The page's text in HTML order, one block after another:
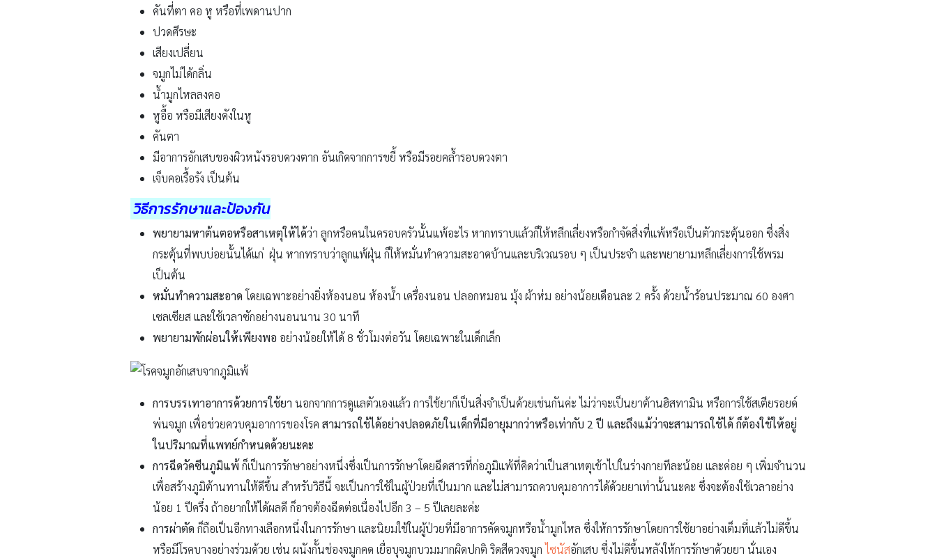
คันที่ตา คอ หู หรือที่เพดานปาก
ปวดศีรษะ
เสียงเปลี่ยน
จมูกไม่ได้กลิ่น
น้ำมูกไหลลงคอ
หูอื้อ หรือมีเสียงดังในหู
คันตา
มีอาการอักเสบของผิวหนังรอบดวงตาก อันเกิดจากการขยี้ หรือมีรอยคล้ำรอบดวงตา
เจ็บคอเรื้อรัง เป็นต้น
วิธีการรักษาและป้องกัน
พยายามหาต้นตอหรือสาเหตุให้ได้ว่า ลูกหรือคนในครอบครัวนั้นแพ้อะไร หากทราบแล้วก็ให้หลีกเลี่ยงหรือกำจัดสิ่งที่แพ้หรือเป็นตัวกระตุ้นออก ซึ่งสิ่ง
กระตุ้นที่พบบ่อยนั้นได้แก่ ฝุ่น หากทราบว่าลูกแพ้ฝุ่น ก็ให้หมั่นทำความสะอาดบ้านและบริเวณรอบ ๆ เป็นประจำ และพยายามหลีกเลี่ยงการใช้พรม
เป็นต้น
หมั่นทำความสะอาด โดยเฉพาะอย่างยิ่งห้องนอน ห้องน้ำ เครื่องนอน ปลอกหมอน มุ้ง ผ้าห่ม อย่างน้อยเดือนละ 2 ครั้ง ด้วยน้ำร้อนประมาณ 60 องศา
เซลเซียส และใช้เวลาซักอย่างนอนนาน 30 นาที
พยายามพักผ่อนให้เพียงพอ อย่างน้อยให้ได้ 8 ชั่วโมงต่อวัน โดยเฉพาะในเด็กเล็ก
การบรรเทาอาการด้วยการใช้ยา นอกจากการดูแลตัวเองแล้ว การใช้ยาก็เป็นสิ่งจำเป็นด้วยเช่นกันค่ะ ไม่ว่าจะเป็นยาต้านฮิสทามิน หรือการใช้สเตียรอยด์
พ่นจมูก เพื่อช่วยควบคุมอาการของโรค สามารถใช้ได้อย่างปลอดภัยในเด็กที่มีอายุมากว่าหรือเท่ากับ 2 ปี และถึงแม้ว่าจะสามารถใช้ได้ ก็ต้องใช้ให้อยู่
ในปริมาณที่แพทย์กำหนดด้วยนะคะ
การฉีดวัคซีนภูมิแพ้ ก็เป็นการรักษาอย่างหนึ่งซึ่งเป็นการรักษาโดยฉีดสารที่ก่อภูมิแพ้ที่คิดว่าเป็นสาเหตุเข้าไปในร่างกายทีละน้อย และค่อย ๆ เพิ่มจำนวน
เพื่อสร้างภูมิต้านทานให้ดีขึ้น สำหรับวิธีนี้ จะเป็นการใช้ในผู้ป่วยที่เป็นมาก และไม่สามารถควบคุมอาการได้ด้วยยาเท่านั้นนะคะ ซึ่งจะต้องใช้เวลาอย่าง
น้อย 1 ปีครึ่ง ถ้าอยากให้ได้ผลดี ก็อาจต้องฉีดต่อเนื่องไปอีก 3 – 5 ปีเลยละค่ะ
การผ่าตัด ก็ถือเป็นอีกทางเลือกหนึ่งในการรักษา และนิยมใช้ในผู้ป่วยที่มีอาการคัดจมูกหรือน้ำมูกไหล ซึ่งให้การรักษาโดยการใช้ยาอย่างเต็มที่แล้วไม่ดีขึ้น
หรือมีโรคบางอย่างร่วมด้วย เช่น ผนังกั้นช่องจมูกคด เยื่อบุจมูกบวมมากผิดปกติ ริดสีดวงจมูกไซนัสอักเสบ ซึ่งไม่ดีขึ้นหลังให้การรักษาด้วยยา นั่นเอง